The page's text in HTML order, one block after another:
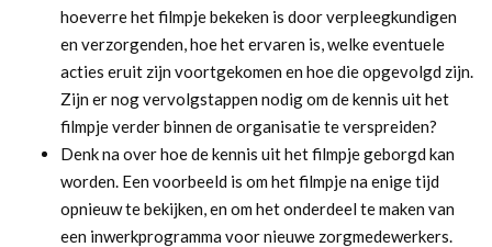
hoeverre het filmpje bekeken is door verpleegkundigen
en verzorgenden, hoe het ervaren is, welke eventuele
acties eruit zijn voortgekomen en hoe die opgevolgd zijn.
Zijn er nog vervolgstappen nodig om de kennis uit het
filmpje verder binnen de organisatie te verspreiden?
Denk na over hoe de kennis uit het filmpje geborgd kan
worden. Een voorbeeld is om het filmpje na enige tijd
opnieuw te bekijken, en om het onderdeel te maken van
een inwerkprogramma voor nieuwe zorgmedewerkers.